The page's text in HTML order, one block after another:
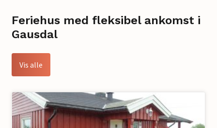
Feriehus med fleksibel ankomst i
Gausdal
Vis alle